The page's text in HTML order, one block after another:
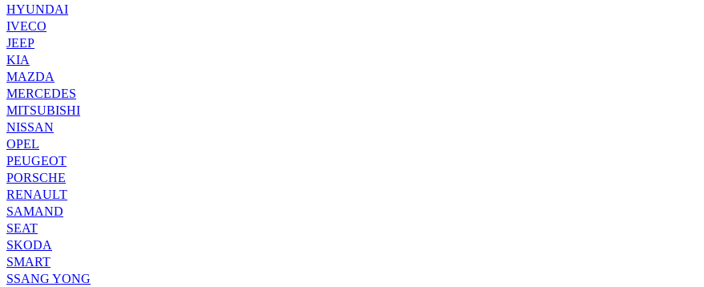
HYUNDAI
IVECO
JEEP
KIA
MAZDA
MERCEDES
MITSUBISHI
NISSAN
OPEL
PEUGEOT
PORSCHE
RENAULT
SAMAND
SEAT
SKODA
SMART
SSANG YONG